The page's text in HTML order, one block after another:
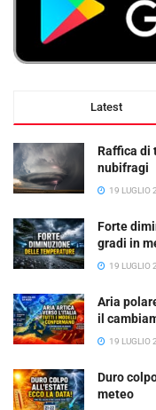
Latest
Raffica di
nubifragi
19 LUGLIO
Forte
gradi in
19 LUGLIO
Aria
il
19 LUGLIO
Duro
meteo